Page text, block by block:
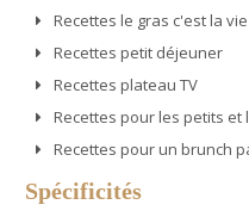
Recettes le gras c'est la vie
Recettes petit déjeuner
Recettes plateau TV
Recettes pour les petits et
Recettes pour un brunch
Spécificités